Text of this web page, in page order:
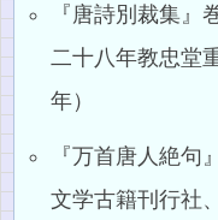
『唐詩別裁集』
二十八年教忠堂
年）
『万首唐人絶句
文学古籍刊行社